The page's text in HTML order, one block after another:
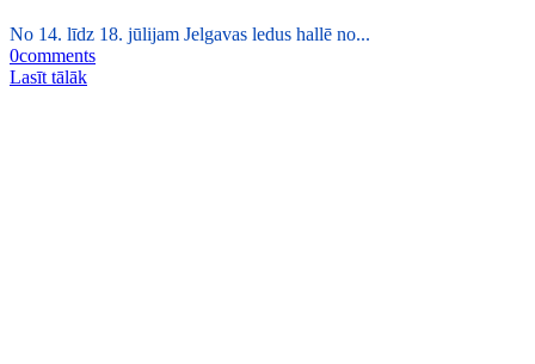
No 14. līdz 18. jūlijam Jelgavas ledus hallē no...
0comments
Lasīt tālāk